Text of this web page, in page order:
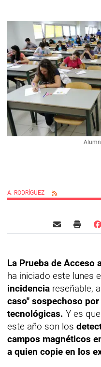
A. RODRÍGUEZ
La Prueba de Acceso
ha iniciado este lunes
incidencia reseñable,
caso" sospechoso
tecnológicas. Y es
este año son los
campos magnéticos
a quien copie en los